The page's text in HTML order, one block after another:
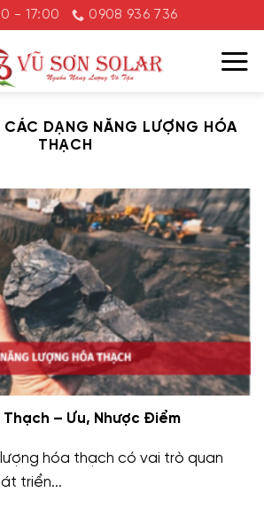
- 17:00 0908 936 736
CÁC DẠNG NĂNG LƯỢNG HÓA
THẠCH
Thạch – Ưu, Nhược Điểm
hóa thạch có vai trò quan
triển...